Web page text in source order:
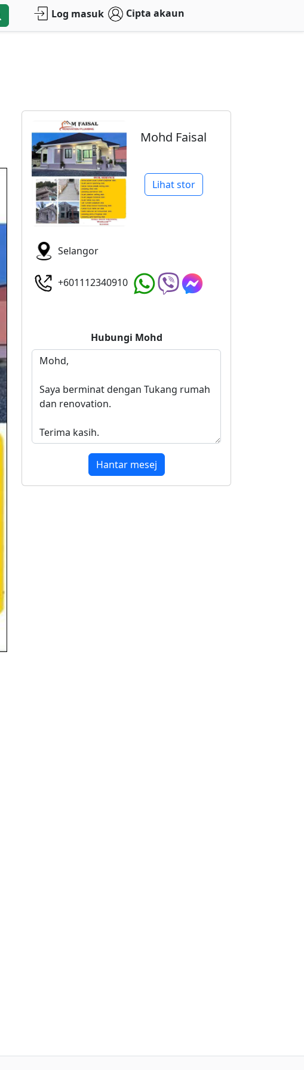
Log masuk Cipta akaun
Mohd Faisal
Lihat stor
Selangor
+601112340910
Hubungi Mohd
Hantar mesej